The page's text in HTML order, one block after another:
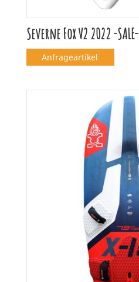
Severne Fox V2 2022 -SALE-
Anfrageartikel